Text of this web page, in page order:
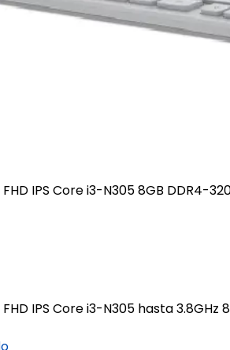
IPS Core i3-N305 8GB DDR4-
IPS Core i3-N305 hasta